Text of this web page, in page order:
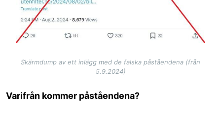
Skärmdump av ett inlägg med de falska påståendena (från
5.9.2024)
Varifrån kommer påståendena?